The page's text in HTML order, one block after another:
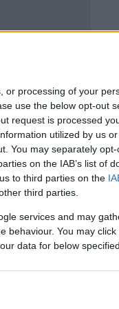
or processing of your
use the below opt-out
request is processed
utilized by us
You may separately
on the IAB’s list of
to third parties on the
third parties.
services and may
behaviour. You may
data for below
σε
επειδή είναι
των
άτομο που
δυναμική
τα
και 13 και